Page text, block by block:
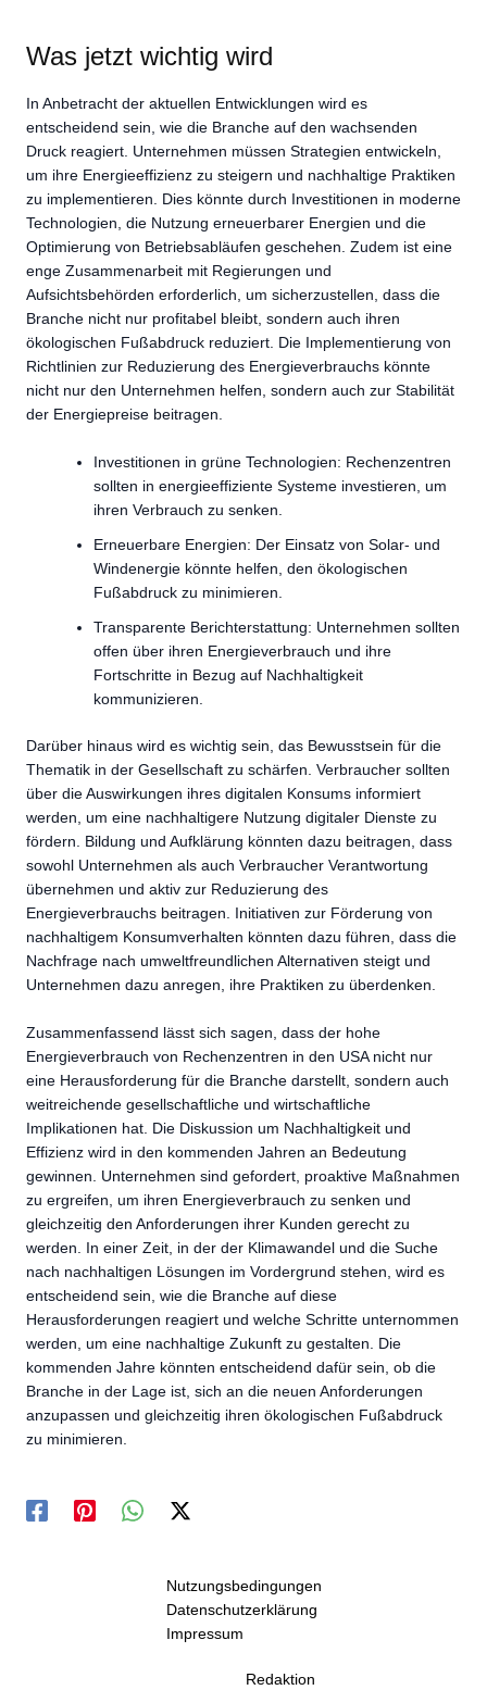
Was jetzt wichtig wird
In Anbetracht der aktuellen Entwicklungen wird es
entscheidend sein, wie die Branche auf den wachsenden
Druck reagiert. Unternehmen müssen Strategien entwickeln,
um ihre Energieeffizienz zu steigern und nachhaltige Praktiken
zu implementieren. Dies könnte durch Investitionen in moderne
Technologien, die Nutzung erneuerbarer Energien und die
Optimierung von Betriebsabläufen geschehen. Zudem ist eine
enge Zusammenarbeit mit Regierungen und
Aufsichtsbehörden erforderlich, um sicherzustellen, dass die
Branche nicht nur profitabel bleibt, sondern auch ihren
ökologischen Fußabdruck reduziert. Die Implementierung von
Richtlinien zur Reduzierung des Energieverbrauchs könnte
nicht nur den Unternehmen helfen, sondern auch zur Stabilität
der Energiepreise beitragen.
Investitionen in grüne Technologien: Rechenzentren
sollten in energieeffiziente Systeme investieren, um
ihren Verbrauch zu senken.
Erneuerbare Energien: Der Einsatz von Solar- und
Windenergie könnte helfen, den ökologischen
Fußabdruck zu minimieren.
Transparente Berichterstattung: Unternehmen sollten
offen über ihren Energieverbrauch und ihre
Fortschritte in Bezug auf Nachhaltigkeit
kommunizieren.
Darüber hinaus wird es wichtig sein, das Bewusstsein für die
Thematik in der Gesellschaft zu schärfen. Verbraucher sollten
über die Auswirkungen ihres digitalen Konsums informiert
werden, um eine nachhaltigere Nutzung digitaler Dienste zu
fördern. Bildung und Aufklärung könnten dazu beitragen, dass
sowohl Unternehmen als auch Verbraucher Verantwortung
übernehmen und aktiv zur Reduzierung des
Energieverbrauchs beitragen. Initiativen zur Förderung von
nachhaltigem Konsumverhalten könnten dazu führen, dass die
Nachfrage nach umweltfreundlichen Alternativen steigt und
Unternehmen dazu anregen, ihre Praktiken zu überdenken.
Zusammenfassend lässt sich sagen, dass der hohe
Energieverbrauch von Rechenzentren in den USA nicht nur
eine Herausforderung für die Branche darstellt, sondern auch
weitreichende gesellschaftliche und wirtschaftliche
Implikationen hat. Die Diskussion um Nachhaltigkeit und
Effizienz wird in den kommenden Jahren an Bedeutung
gewinnen. Unternehmen sind gefordert, proaktive Maßnahmen
zu ergreifen, um ihren Energieverbrauch zu senken und
gleichzeitig den Anforderungen ihrer Kunden gerecht zu
werden. In einer Zeit, in der der Klimawandel und die Suche
nach nachhaltigen Lösungen im Vordergrund stehen, wird es
entscheidend sein, wie die Branche auf diese
Herausforderungen reagiert und welche Schritte unternommen
werden, um eine nachhaltige Zukunft zu gestalten. Die
kommenden Jahre könnten entscheidend dafür sein, ob die
Branche in der Lage ist, sich an die neuen Anforderungen
anzupassen und gleichzeitig ihren ökologischen Fußabdruck
zu minimieren.
Nutzungsbedingungen
Datenschutzerklärung
Impressum
Redaktion